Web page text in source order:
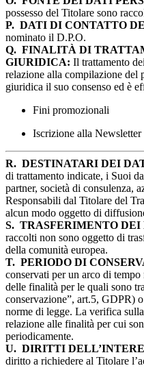
possesso del Titolare sono
P. DATI DI CONTATTO
nominato il D.P.O.
Q. FINALITÀ DI
GIURIDICA: Il trattamento
relazione alla compilazione del
giuridica il suo consenso ed è
Fini promozionali
Iscrizione alla Newsletter
R. DESTINATARI DEI
di trattamento indicate, i Suoi
partner, società di consulenza,
Responsabili dal Titolare del
alcun modo oggetto di
S. TRASFERIMENTO DEI
raccolti non sono oggetto di
della comunità europea.
T. PERIODO DI
conservati per un arco di
delle finalità per le quali sono
conservazione”, art.5, GDPR)
norme di legge. La verifica
relazione alle finalità per cui
periodicamente.
U. DIRITTI
diritto a richiedere al Titolare